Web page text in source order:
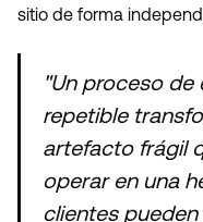
sitio de forma
"Un proceso
repetible
artefacto frágil
operar en una
clientes